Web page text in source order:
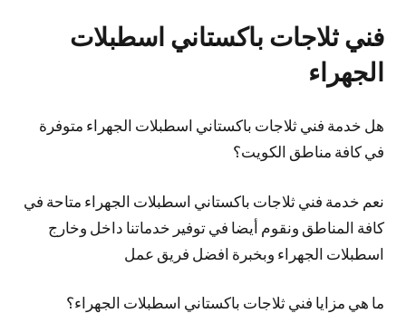
فني ثلاجات باكستاني اسطبلات
الجهراء
هل خدمة فني ثلاجات باكستاني اسطبلات الجهراء متوفرة
في كافة مناطق الكويت؟
نعم خدمة فني ثلاجات باكستاني اسطبلات الجهراء متاحة في
كافة المناطق ونقوم أيضا في توفير خدماتنا داخل وخارج
اسطبلات الجهراء وبخبرة افضل فريق عمل
ما هي مزايا فني ثلاجات باكستاني اسطبلات الجهراء؟